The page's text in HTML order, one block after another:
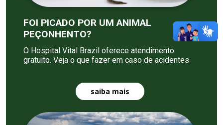
FOI PICADO POR UM ANIMAL
PEÇONHENTO?
O Hospital Vital Brazil oferece atendimento
gratuito. Veja o que fazer em caso de acidentes
saiba mais